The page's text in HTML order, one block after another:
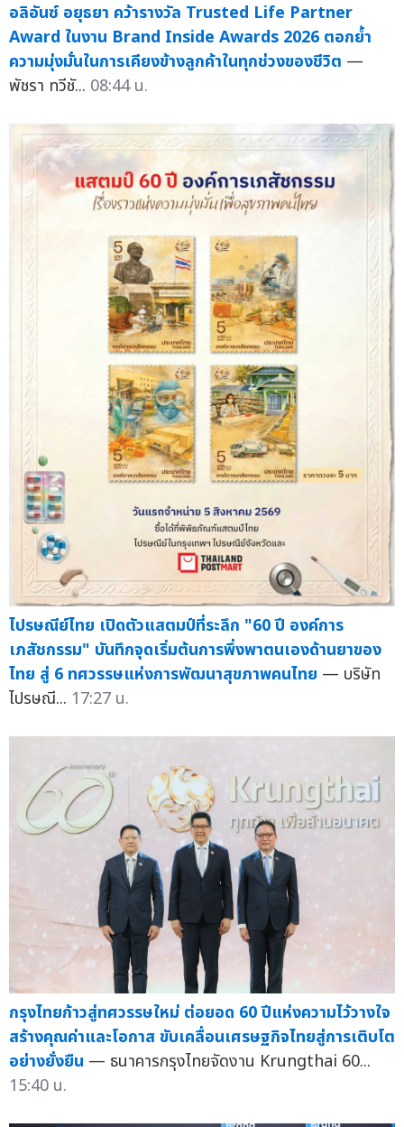
อลิอันซ์ อยุธยา คว้ารางวัล Trusted Life Partner
Award ในงาน Brand Inside Awards 2026 ตอกย้ำ
ความมุ่งมั่นในการเคียงข้างลูกค้าในทุกช่วงของชีวิต —
พัชรา ทวีชั... 08:44 น.
ไปรษณีย์ไทย เปิดตัวแสตมป์ที่ระลึก "60 ปี องค์การ
เภสัชกรรม" บันทึกจุดเริ่มต้นการพึ่งพาตนเองด้านยาของ
ไทย สู่ 6 ทศวรรษแห่งการพัฒนาสุขภาพคนไทย — บริษัท
ไปรษณี... 17:27 น.
กรุงไทยก้าวสู่ทศวรรษใหม่ ต่อยอด 60 ปีแห่งความไว้วางใจ
สร้างคุณค่าและโอกาส ขับเคลื่อนเศรษฐกิจไทยสู่การเติบโต
อย่างยั่งยืน — ธนาคารกรุงไทยจัดงาน Krungthai 60...
15:40 น.